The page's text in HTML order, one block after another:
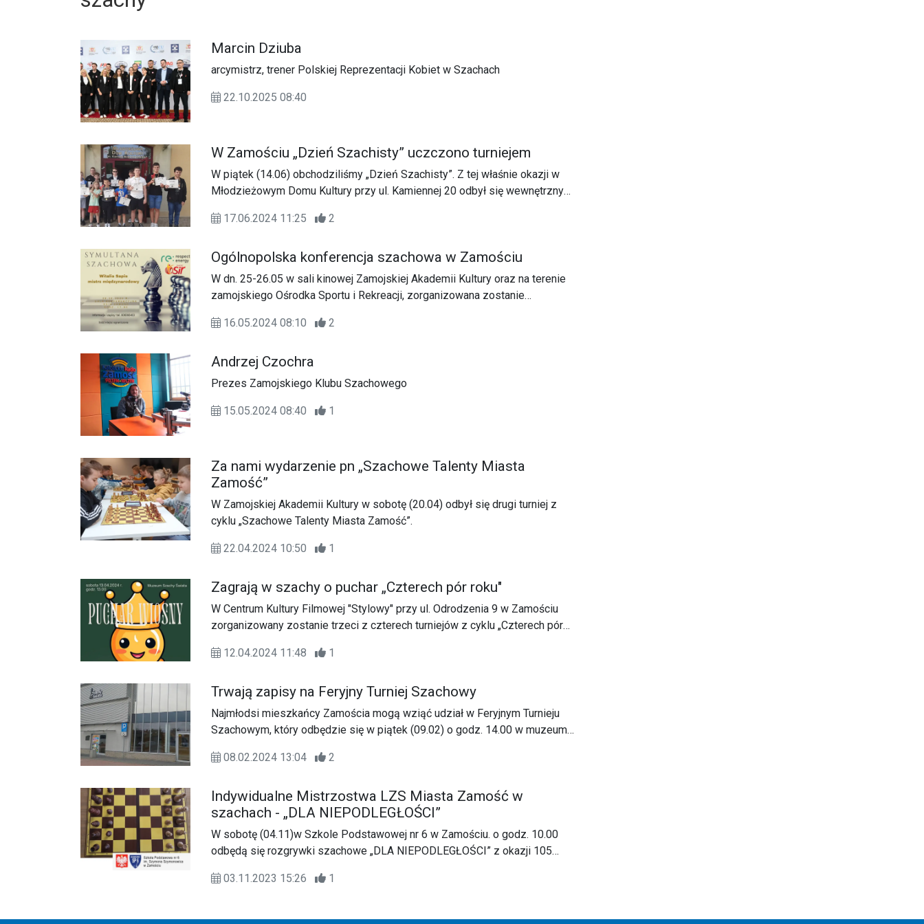
Marcin Dziuba
arcymistrz, trener Polskiej Reprezentacji Kobiet w Szachach
22.10.2025 08:40
W Zamościu „Dzień Szachisty” uczczono turniejem
W piątek (14.06) obchodziliśmy „Dzień Szachisty”. Z tej właśnie okazji w
Młodzieżowym Domu Kultury przy ul. Kamiennej 20 odbył się wewnętrzny
17.06.2024 11:25
2
Ogólnopolska konferencja szachowa w Zamościu
W dn. 25-26.05 w sali kinowej Zamojskiej Akademii Kultury oraz na terenie
zamojskiego Ośrodka Sportu i Rekreacji, zorganizowana zostanie
16.05.2024 08:10
2
Andrzej Czochra
Prezes Zamojskiego Klubu Szachowego
15.05.2024 08:40 1
Za nami wydarzenie pn „Szachowe Talenty Miasta
Zamość”
W Zamojskiej Akademii Kultury w sobotę (20.04) odbył się drugi turniej z
cyklu „Szachowe Talenty Miasta Zamość”.
22.04.2024 10:50 1
Zagrają w szachy o puchar „Czterech pór roku"
W Centrum Kultury Filmowej "Stylowy" przy ul. Odrodzenia 9 w Zamościu
zorganizowany zostanie trzeci z czterech turniejów z cyklu „Czterech pór
12.04.2024 11:48
1
Trwają zapisy na Feryjny Turniej Szachowy
Najmłodsi mieszkańcy Zamościa mogą wziąć udział w Feryjnym Turnieju
Szachowym, który odbędzie się w piątek (09.02) o godz. 14.00 w muzeum
08.02.2024 13:04
2
Indywidualne Mistrzostwa LZS Miasta Zamość w
szachach - „DLA NIEPODLEGŁOŚCI”
W sobotę (04.11)w Szkole Podstawowej nr 6 w Zamościu. o godz. 10.00
odbędą się rozgrywki szachowe „DLA NIEPODLEGŁOŚCI” z okazji 105
03.11.2023 15:26
1